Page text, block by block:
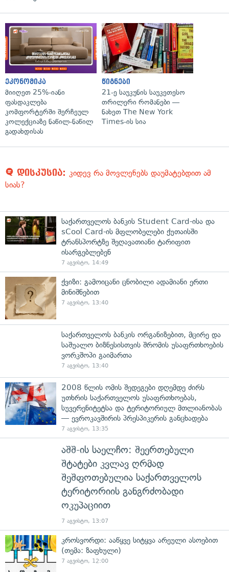
ეკონომიკა
მიიღეთ 25%-იანი
ფასდაკლება
კომფორტერში შერჩეულ
კოლექციაზე ნაწილ-ნაწილ
გადახდისას
წიგნები
21-ე საუკუნის საუკეთესო
თრილერი რომანები —
ნახეთ The New York
Times-ის სია
დისკუსია: კიდევ რა მოვლენებს დაუმატებდით ამ
სიას?
საქართველოს ბანკის Student Card-ისა და
sCool Card-ის მფლობელები ქუთაისში
ტრანსპორტზე შეღავათიანი ტარიფით
ისარგებლებენ
7 აგვისტო, 14:49
ქვიზი: გამოიცანი ცნობილი ადამიანი ერთი
მინიშნებით
7 აგვისტო, 13:40
საქართველოს ბანკის ორგანიზებით, მცირე და
საშუალო ბიზნესისთვის შრომის უსაფრთხოების
ვორკშოპი გაიმართა
7 აგვისტო, 13:40
2008 წლის ომის შედეგები დღემდე ძირს
უთხრის საქართველოს უსაფრთხოებას,
სუვერენიტეტსა და ტერიტორიულ მთლიანობას
— ევროკავშირის პრესპიკერის განცხადება
7 აგვისტო, 13:35
აშშ-ის საელჩო: შეერთებული
შტატები კვლავ ღრმად
შეშფოთებულია საქართველოს
ტერიტორიის განგრძობადი
ოკუპაციით
7 აგვისტო, 13:07
კროსვორდი: ააწყვე სიტყვა არეული ასოებით
(თემა: ზაფხული)
7 აგვისტო, 12:00